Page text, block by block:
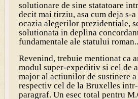
solutionare de sine statatoare
decit mai tirziu, asa cum deja s-
ocazia alegerilor prezidentiale,
solutionata in deplina
fundamentale ale statului roman..
Revenind, trebuie mentionat ca
modul super-expeditiv si cel de
major al actiunilor de sustinere
respectiv cel de la Bruxelles
paragraf. Un esec total pentru